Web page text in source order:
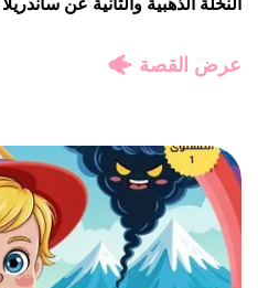
النخلة الذهبية والثانية عن
عرض القصة